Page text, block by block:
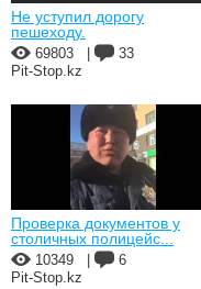
Не уступил дорогу
пешеходу.
69803
33
Pit-Stop.kz
Проверка документов у
столичных полицейс...
10349
6
Pit-Stop.kz